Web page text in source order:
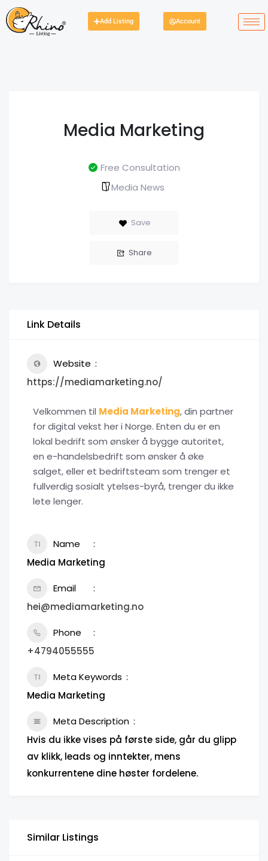
Add Listing Account
Media Marketing
Free Consultation
Media News
Save
Share
Link Details
Website
https://mediamarketing.no/
Velkommen til Media Marketing, din partner
for digital vekst her i Norge. Enten du er en
lokal bedrift som ønsker å bygge autoritet,
en e-handelsbedrift som ønsker å øke
salget, eller et bedriftsteam som trenger et
fullverdig sosialt ytelses-byrå, trenger du ikke
lete lenger.
Name
Media Marketing
Email
hei@mediamarketing.no
Phone
+4794055555
Meta Keywords
Media Marketing
Meta Description
Hvis du ikke vises på første side, går du glipp
av klikk, leads og inntekter, mens
konkurrentene dine høster fordelene.
Similar Listings